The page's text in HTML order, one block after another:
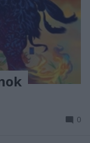
0